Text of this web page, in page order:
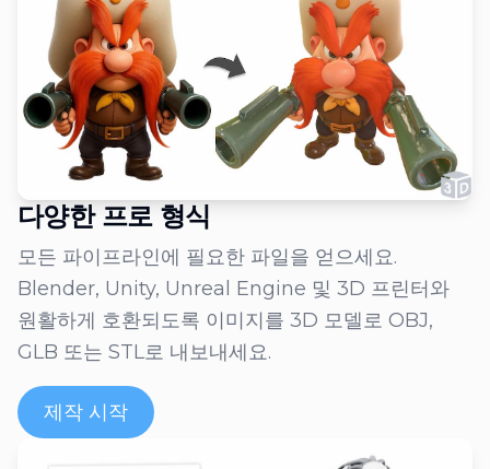
다양한 프로 형식
모든 파이프라인에 필요한 파일을 얻으세요.
Blender, Unity, Unreal Engine 및 3D 프린터와
원활하게 호환되도록 이미지를 3D 모델로 OBJ,
GLB 또는 STL로 내보내세요.
제작 시작